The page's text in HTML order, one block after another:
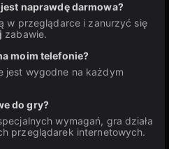
naprawdę darmowa?
w przeglądarce i zanurzyć się
zabawie.
moim telefonie?
jest wygodne na każdym
do gry?
wymagań, gra działa
przeglądarek internetowych.